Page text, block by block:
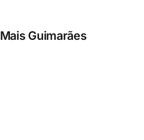
Mais Guimarães